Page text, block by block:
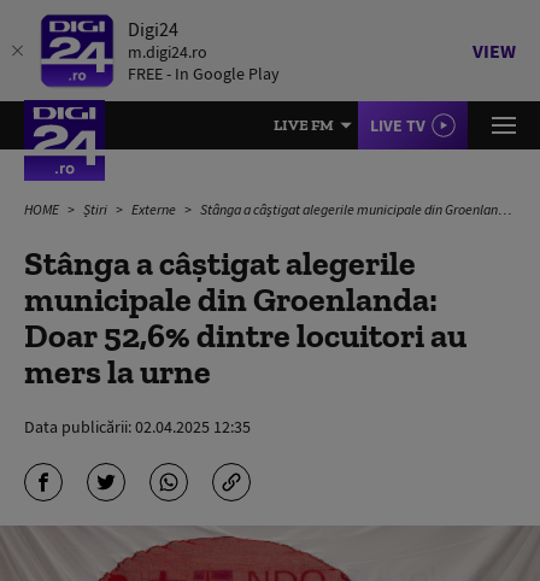
Digi24
m.digi24.ro
FREE - In Google Play
VIEW
LIVE FM LIVE TV
HOME Știri Externe Stânga a câștigat alegerile municipale din Groenlanda: Doar 52,6% dintre locuitori au mers la urne
Stânga a câștigat alegerile
municipale din Groenlanda:
Doar 52,6% dintre locuitori au
mers la urne
Data publicării:02.04.2025 12:35